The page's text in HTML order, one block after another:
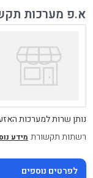
א.פ מערכות
נותן שרות למערכות
רשתות תקשורת מידע
לפרטים נוספים